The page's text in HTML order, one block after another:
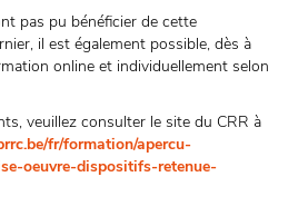
pas pu bénéficier de cette
il est également possible, dès à
online et individuellement selon
veuillez consulter le site du CRR à
fr/formation/apercu-
oeuvre-dispositifs-retenue-